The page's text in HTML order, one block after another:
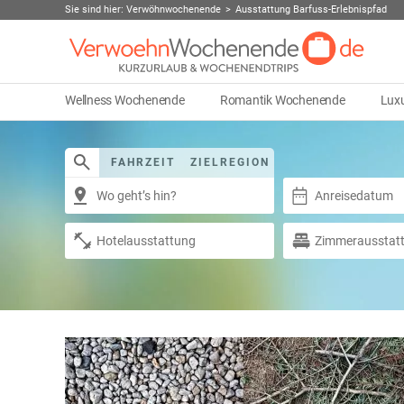
Sie sind hier: Verwöhnwochenende Ausstattung Barfuss-Erlebnispfad
Wellness Wochenende Romantik Wochenende
FAHRZEIT ZIELREGION